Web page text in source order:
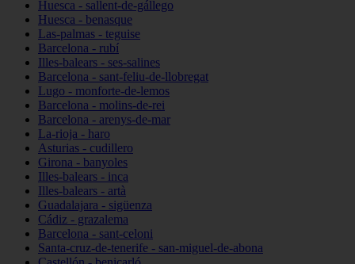
Huesca - sallent-de-gállego
Huesca - benasque
Las-palmas - teguise
Barcelona - rubí
Illes-balears - ses-salines
Barcelona - sant-feliu-de-llobregat
Lugo - monforte-de-lemos
Barcelona - molins-de-rei
Barcelona - arenys-de-mar
La-rioja - haro
Asturias - cudillero
Girona - banyoles
Illes-balears - inca
Illes-balears - artà
Guadalajara - sigüenza
Cádiz - grazalema
Barcelona - sant-celoni
Santa-cruz-de-tenerife - san-miguel-de-abona